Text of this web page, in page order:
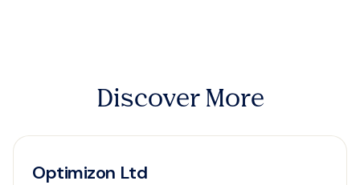
Discover More
Optimizon Ltd